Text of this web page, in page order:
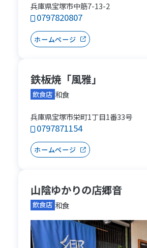
兵庫県宝塚市中筋7-13-2
0797820807
ホームページ
鉄板焼「風雅」
飲食店 和食
兵庫県宝塚市栄町1丁目1番33号
0797871154
ホームページ
山陰ゆかりの店郷音
飲食店 和食